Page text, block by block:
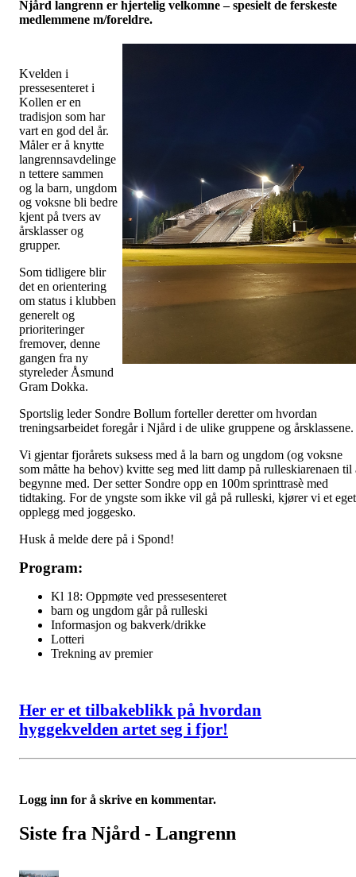
Njård langrenn er hjertelig velkomne – spesielt de ferskeste
medlemmene m/foreldre.
Kvelden i
pressesenteret i
Kollen er en
tradisjon som har
vart en god del år.
Måler er å knytte
langrennsavdelinge
n tettere sammen
og la barn, ungdom
og voksne bli bedre
kjent på tvers av
årsklasser og
grupper.
Som tidligere blir
det en orientering
om status i klubben
generelt og
prioriteringer
fremover, denne
gangen fra ny
styreleder Åsmund
Gram Dokka.
Sportslig leder Sondre Bollum forteller deretter om hvordan
treningsarbeidet foregår i Njård i de ulike gruppene og årsklassene.
Vi gjentar fjorårets suksess med å la barn og ungdom (og voksne
som måtte ha behov) kvitte seg med litt damp på rulleskiarenaen til
begynne med. Der setter Sondre opp en 100m sprinttrasè med
tidtaking. For de yngste som ikke vil gå på rulleski, kjører vi et eget
opplegg med joggesko.
Husk å melde dere på i Spond!
Program:
Kl 18: Oppmøte ved pressesenteret
barn og ungdom går på rulleski
Informasjon og bakverk/drikke
Lotteri
Trekning av premier
Her er et tilbakeblikk på hvordan
hyggekvelden artet seg i fjor!
Logg inn for å skrive en kommentar.
Siste fra Njård - Langrenn